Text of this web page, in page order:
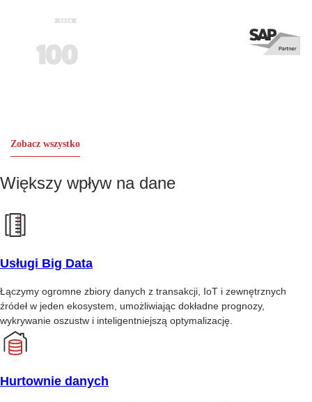
Zobacz wszystko
Większy wpływ na dane
Usługi Big Data
Łączymy ogromne zbiory danych z transakcji, IoT i zewnętrznych
źródeł w jeden ekosystem, umożliwiając dokładne prognozy,
wykrywanie oszustw i inteligentniejszą optymalizację.
Hurtownie danych